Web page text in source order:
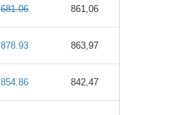
681.06 861,06
878.93 863,97
854.86 842,47